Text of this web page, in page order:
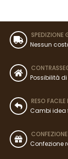
SPEDIZIONE
Nessun
Possibilità
RESO
Cambi idea
Confezione